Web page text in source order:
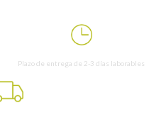
Plazo de entrega de 2-3 días laborables